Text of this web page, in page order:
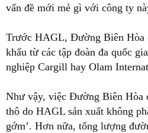
vấn đề mới mẻ gì với công ty
Trước HAGL, Đường Biên Hòa
khẩu từ các tập đoàn đa quốc
nghiệp Cargill hay Olam
Như vậy, việc Đường Biên Hòa
thô do HAGL sản xuất không
gớm’. Hơn nữa, tổng lượng